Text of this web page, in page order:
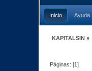
Inicio Ayuda
KAPITALSIN »
Páginas: [1]